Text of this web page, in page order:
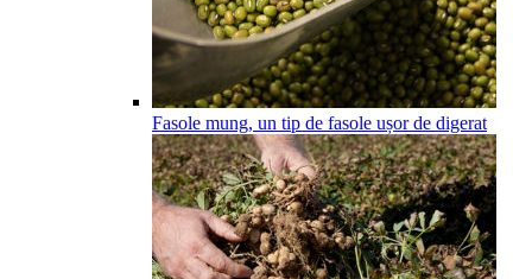
Fasole mung, un tip de fasole ușor de digerat